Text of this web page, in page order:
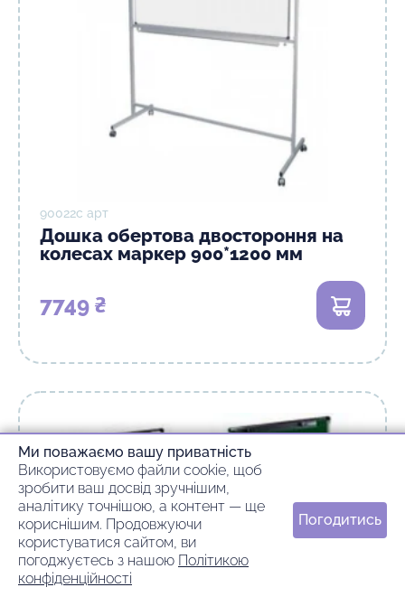
90022с арт
Дошка обертова двостороння на
колесах маркер 900*1200 мм
7749 ₴
Ми поважаємо вашу приватність
Використовуємо файли cookie, щоб
зробити ваш досвід зручнішим,
аналітику точнішою, а контент — ще
кориснішим. Продовжуючи
користуватися сайтом, ви
погоджуєтесь з нашою Політикою
конфіденційності
Погодитись